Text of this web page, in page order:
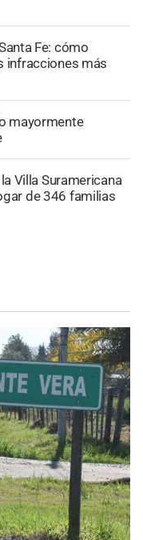
Fe: cómo
infracciones más
mayormente
Villa Suramericana
de 346 familias